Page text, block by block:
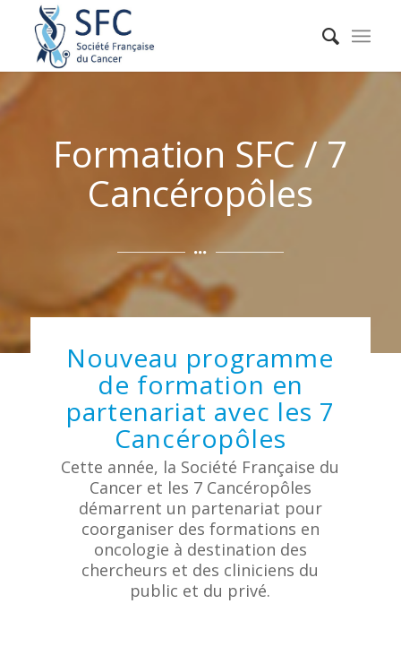
Formation SFC / 7
Cancéropôles
Nouveau programme
de formation en
partenariat avec les 7
Cancéropôles
Cette année, la Société Française du
Cancer et les 7 Cancéropôles
démarrent un partenariat pour
coorganiser des formations en
oncologie à destination des
chercheurs et des cliniciens du
public et du privé.